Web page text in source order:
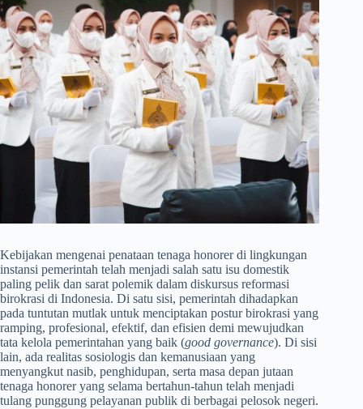
Kebijakan mengenai penataan tenaga honorer di lingkungan
instansi pemerintah telah menjadi salah satu isu domestik
paling pelik dan sarat polemik dalam diskursus reformasi
birokrasi di Indonesia. Di satu sisi, pemerintah dihadapkan
pada tuntutan mutlak untuk menciptakan postur birokrasi yang
ramping, profesional, efektif, dan efisien demi mewujudkan
tata kelola pemerintahan yang baik (good governance). Di sisi
lain, ada realitas sosiologis dan kemanusiaan yang
menyangkut nasib, penghidupan, serta masa depan jutaan
tenaga honorer yang selama bertahun-tahun telah menjadi
tulang punggung pelayanan publik di berbagai pelosok negeri.